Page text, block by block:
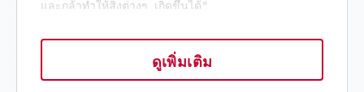
และกล้าทำให้สิ่งต่างๆ เกิดขึ้นได้"
DEVIN PORE
ACCOUNT MANAGEMENT ASSOCIATE, สิงคโปร์
ดูเพิ่มเติม